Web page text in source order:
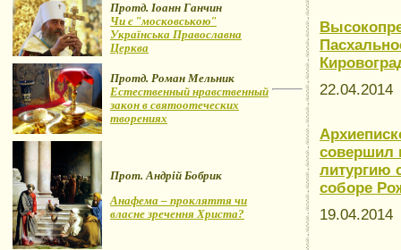
Протд. Іоанн Ганчин
Чи є "московською"
Українська Православна
Церква
Протд. Роман Мельник
Естественный нравственный
закон в святоотеческих
творениях
Прот. Андрій Бобрик
Анафема – прокляття чи
власне зречення Христа?
22.04.2014
совершил
литургию
соборе
19.04.2014